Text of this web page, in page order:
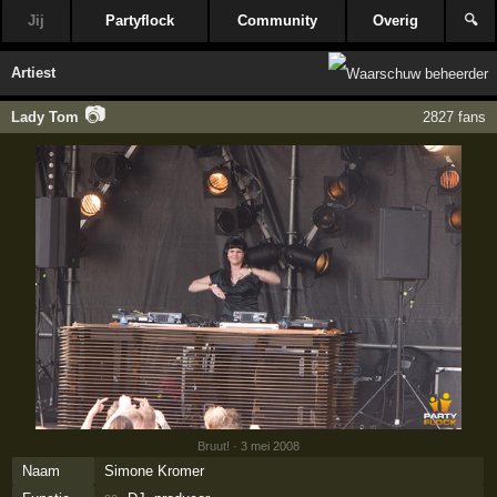
Jij Partyflock Community Overig 🔍
Artiest
Lady Tom 📷 2827 fans
Bruut! · 3 mei 2008
Naam
Simone Kromer